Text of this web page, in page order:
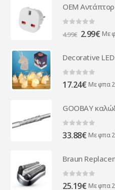
out of 5
4.99€ Original
was:
2.99€Η
τιμή
Με
0 out of 5
17.24€ Με φπα
0 out of 5
33.88€ Με φπα
0 out of 5
25.19€ Με φπα